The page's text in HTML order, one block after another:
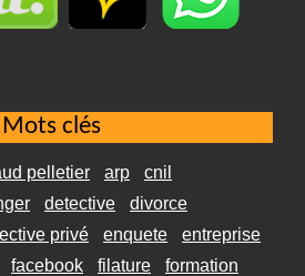
Mots clés
pelletier arp
cnil
detective
divorce
privé enquete
entreprise
facebook filature
formation